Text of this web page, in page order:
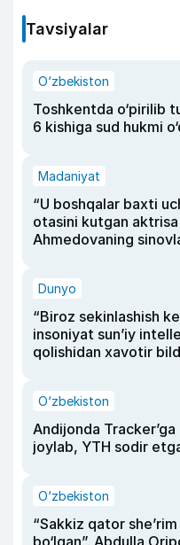
Tavsiyalar
O‘zbekiston
Toshkentda o‘pirilib
6 kishiga sud hukmi
Madaniyat
“U boshqalar baxti
otasini kutgan
Ahmedovaning
Dunyo
“Biroz sekinlashish
insoniyat sun’iy
qolishidan xavotir
O‘zbekiston
Andijonda
joylab, YTH sodir
O‘zbekiston
“Sakkiz qator
bo‘lgan”. Abdulla